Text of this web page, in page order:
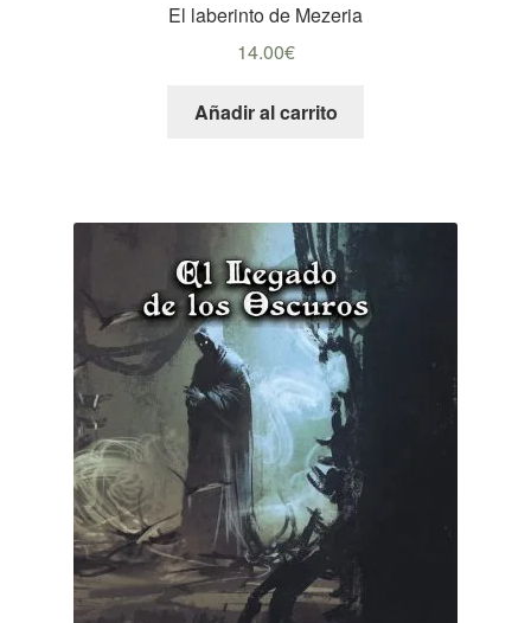
El laberinto de Mezeria
14.00€
Añadir al carrito